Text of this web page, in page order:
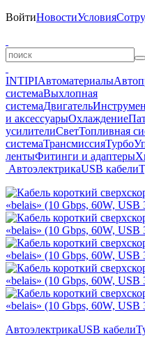
ВойтиНовостиУсловия
INTIPIАвтоматериалы
системаВыхлопная
системаДвигатель
и аксессуарыОхлаждение
усилителиСветТопливная
системаТрансмиссияТурбо
лентыФитинги и адаптеры
АвтоэлектрикаUSB кабели
АвтоэлектрикаUSB кабели